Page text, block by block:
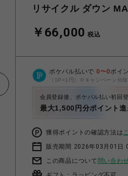
リサイクル ダウン
￥66,000 税込
ポケパル払いで 0〜0ポイ
（1P=1円）※キャンペーン分除
会員登録後、ポケパル払い初回
最大1,500円分ポイント進
獲得ポイントの確認方法は
販売期間 2026年03月01日
この商品について 問い合わ